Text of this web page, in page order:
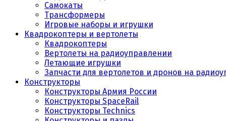
Самокаты
Трансформеры
Игровые наборы и игрушки
Квадрокоптеры и вертолеты
Квадрокоптеры
Вертолеты на радиоуправлении
Летающие игрушки
Запчасти для вертолетов и дронов на
Конструкторы
Конструкторы Армия России
Конструкторы SpaceRail
Конструкторы Technics